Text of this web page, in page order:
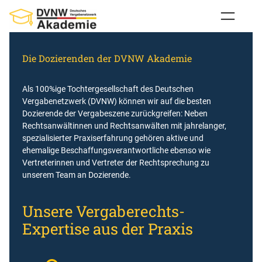
Inhalt
springen
Die Dozierenden der DVNW Akademie
Als 100%ige Tochtergesellschaft des Deutschen
Vergabenetzwerk (DVNW) können wir auf die besten
Dozierende der Vergabeszene zurückgreifen: Neben
Rechtsanwältinnen und Rechtsanwälten mit jahrelanger,
spezialisierter Praxiserfahrung gehören aktive und
ehemalige Beschaffungsverantwortliche ebenso wie
Vertreterinnen und Vertreter der Rechtsprechung zu
unserem Team an Dozierende.
Unsere Vergaberechts-
Expertise aus der Praxis